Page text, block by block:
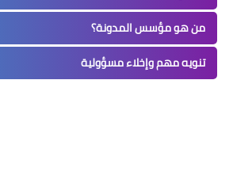
من هو مؤسس المدونة؟
تنويه مهم وإخلاء مسؤولية